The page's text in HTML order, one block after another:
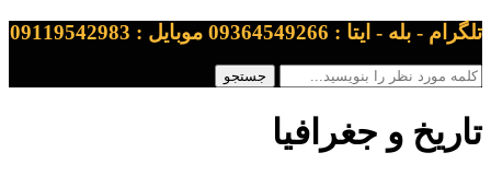
تلگرام - بله - ایتا : 09364549266 موبایل : 09119542983
تاریخ و جغرافیا